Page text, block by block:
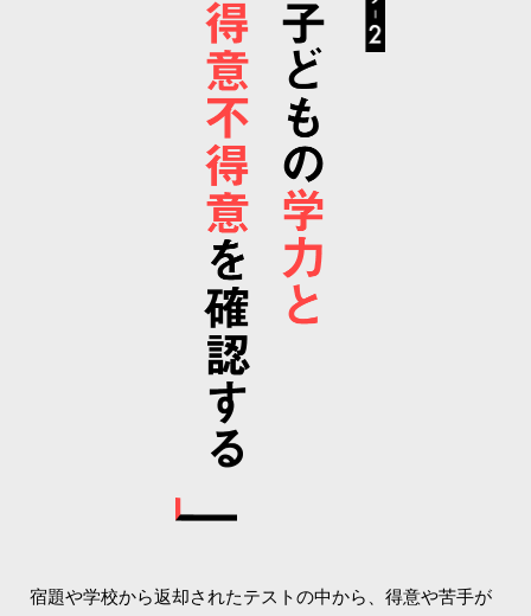
宿題や学校から返却されたテストの中から、得意や苦手が